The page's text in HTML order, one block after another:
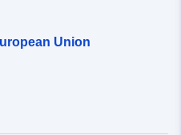
in objektivizacijo znanja o
površin in kart
nevarnost poplav
verjetnosti poplav
Union